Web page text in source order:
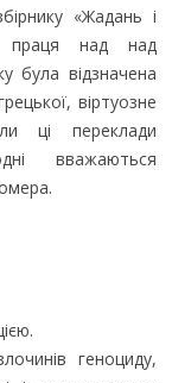
«Жадань і
праця над над
була відзначена
віртуозне
ці переклади
вважаються
геноциду,